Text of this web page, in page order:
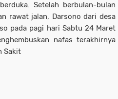
Setelah berbulan-bulan
rawat jalan, Darsono dari desa
pada pagi hari Sabtu 24 Maret
nafas terakhirnya
Sakit